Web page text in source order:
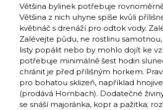
Většina bylinek potřebuje
Většina z nich uhyne spíše kvůli
květináč s drenáží pro odtok vody.
Zalévejte půdu, ne rostlinu
listy popálit nebo by mohlo dojít ke
potřebuje minimálně šest hodin
chránit je před přílišným horkem.
pro bohatou sklizeň, například
(prodává Hornbach). Dodatečné
se snáší majoránka, kopr a pažitka;